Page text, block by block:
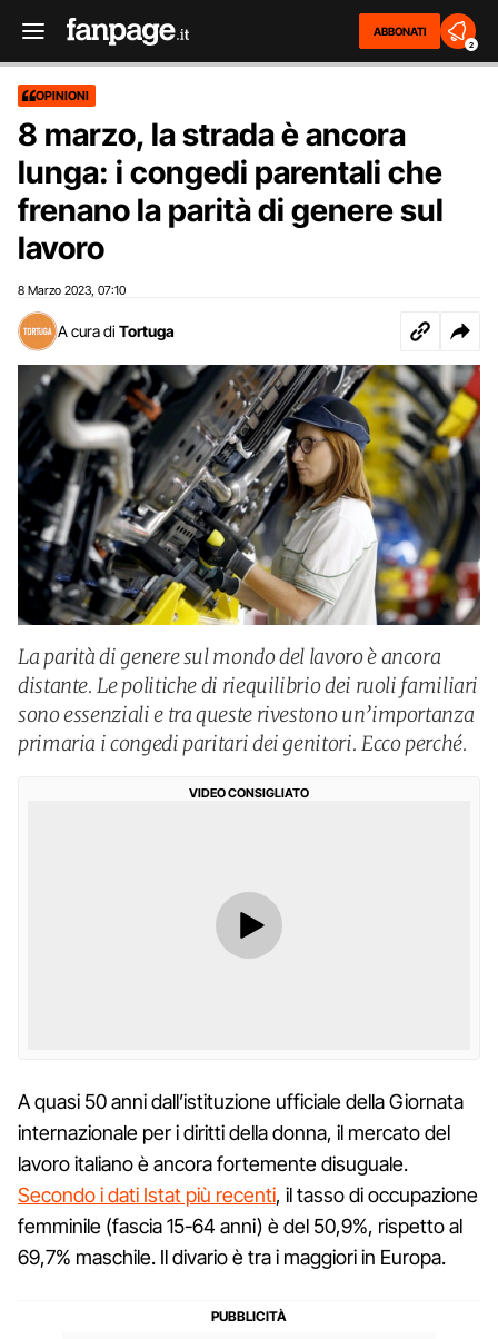
ABBONATI
2
OPINIONI
8 marzo, la strada è ancora
lunga: i congedi parentali che
frenano la parità di genere sul
lavoro
8 Marzo 2023 07:10
A cura di Tortuga
La parità di genere sul mondo del lavoro è ancora
distante. Le politiche di riequilibrio dei ruoli familiari
sono essenziali e tra queste rivestono un’importanza
primaria i congedi paritari dei genitori. Ecco perché.
VIDEO CONSIGLIATO
A quasi 50 anni dall’istituzione ufficiale della Giornata
internazionale per i diritti della donna, il mercato del
lavoro italiano è ancora fortemente disuguale.
Secondo i dati Istat più recenti, il tasso di occupazione
femminile (fascia 15-64 anni) è del 50,9%, rispetto al
69,7% maschile. Il divario è tra i maggiori in Europa.